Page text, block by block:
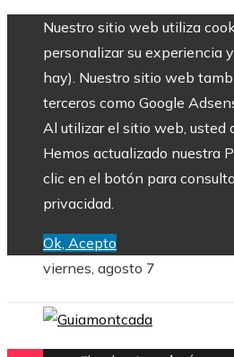
Nuestro sitio web utiliza
personalizar su experiencia
hay). Nuestro sitio web
terceros como Google
Al utilizar el sitio web, usted
Hemos actualizado nuestra
clic en el botón para
privacidad.
Ok, Acepto
viernes, agosto 7